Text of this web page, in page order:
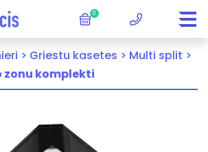
0
> Griestu kasetes > Multi split >
komplekti